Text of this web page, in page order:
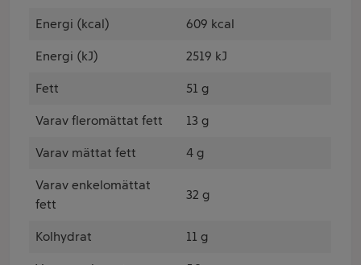
Energi (kcal) 609 kcal
Energi (kJ) 2519 kJ
Fett 51 g
Varav fleromättat fett 13 g
Varav mättat fett 4 g
Varav enkelomättat
fett
32 g
Kolhydrat 11 g